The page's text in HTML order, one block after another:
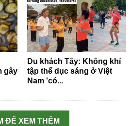
gây
Du khách Tây: Không khí
tập thể dục sáng ở Việt
Nam 'có...
ĐỂ XEM THÊM